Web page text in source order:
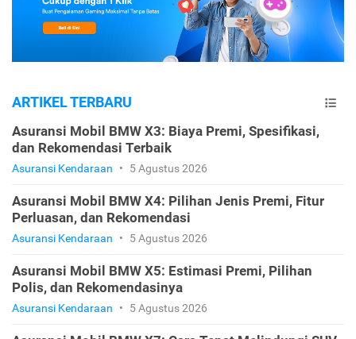
ARTIKEL TERBARU
Asuransi Mobil BMW X3: Biaya Premi, Spesifikasi,
dan Rekomendasi Terbaik
Asuransi Kendaraan • 5 Agustus 2026
Asuransi Mobil BMW X4: Pilihan Jenis Premi, Fitur
Perluasan, dan Rekomendasi
Asuransi Kendaraan • 5 Agustus 2026
Asuransi Mobil BMW X5: Estimasi Premi, Pilihan
Polis, dan Rekomendasinya
Asuransi Kendaraan • 5 Agustus 2026